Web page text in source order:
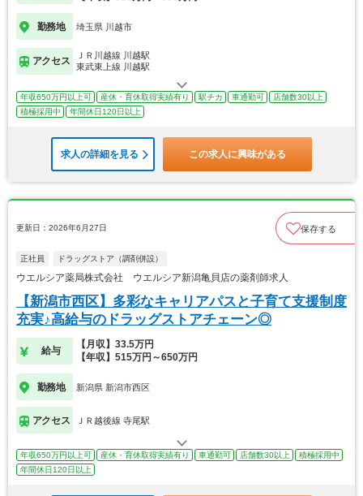
勤務地 埼玉県 川越市
アクセス
ＪＲ川越線 川越駅
東武東上線 川越駅
年収650万円以上可 産休・育休取得実績有り 駅チカ 車通勤可
店舗数30以上
積極採用中
年間休日120日以上
求人の詳細を見る この求人に興味がある
更新日：2026年6月27日 保存する
正社員 ドラッグストア（調剤併設）
ウエルシア薬局株式会社 ウエルシア新潟亀貝店の薬剤師求人
【新潟市西区】多彩なキャリアパスと子育て支援制度
充実♪高給与のドラッグストアチェーン◎
給与
【月収】33.5万円
【年収】515万円～650万円
勤務地 新潟県 新潟市西区
アクセス ＪＲ越後線 寺尾駅
年収650万円以上可 産休・育休取得実績有り 車通勤可 店舗数30以上
積極採用中
年間休日120日以上